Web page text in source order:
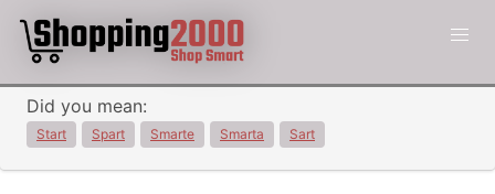
Did you mean:
Start Spart Smarte Smarta Sart